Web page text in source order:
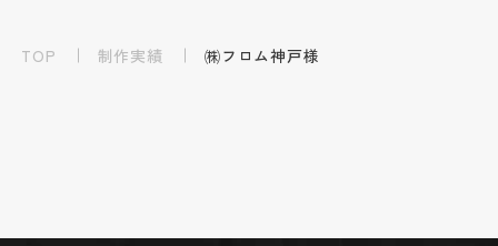
TOP 制作実績 ㈱フロム神戸様